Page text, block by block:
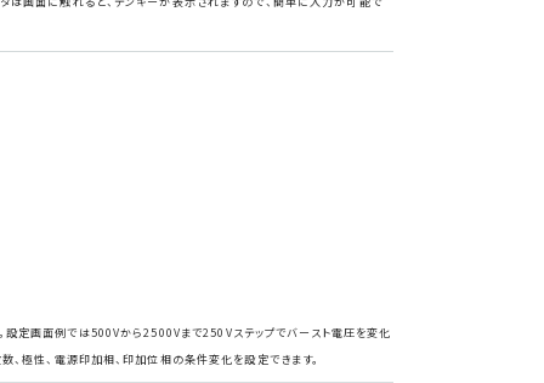
定画面例では500Vから2500Vまで250Vステップでバースト電圧を変化
極性、電源印加相、印加位相の条件変化を設定できます。